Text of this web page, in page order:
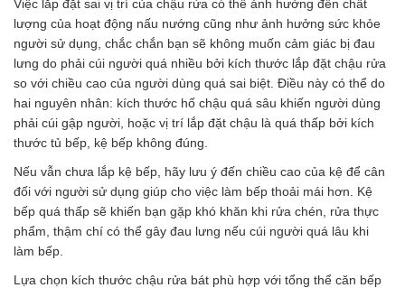
Việc lắp đặt sai vị trí của chậu rửa có thể ảnh hưởng đến chất
lượng của hoạt động nấu nướng cũng như ảnh hưởng sức khỏe
người sử dụng, chắc chắn bạn sẽ không muốn cảm giác bị đau
lưng do phải cúi người quá nhiều bởi kích thước lắp đặt chậu rửa
so với chiều cao của người dùng quá sai biệt. Điều này có thể do
hai nguyên nhân: kích thước hố chậu quá sâu khiến người dùng
phải cúi gập người, hoặc vị trí lắp đặt chậu là quá thấp bởi kích
thước tủ bếp, kệ bếp không đúng.
Nếu vẫn chưa lắp kệ bếp, hãy lưu ý đến chiều cao của kệ để cân
đối với người sử dụng giúp cho việc làm bếp thoải mái hơn. Kệ
bếp quá thấp sẽ khiến bạn gặp khó khăn khi rửa chén, rửa thực
phẩm, thậm chí có thể gây đau lưng nếu cúi người quá lâu khi
làm bếp.
Lựa chọn kích thước chậu rửa bát phù hợp với tổng thể căn bếp